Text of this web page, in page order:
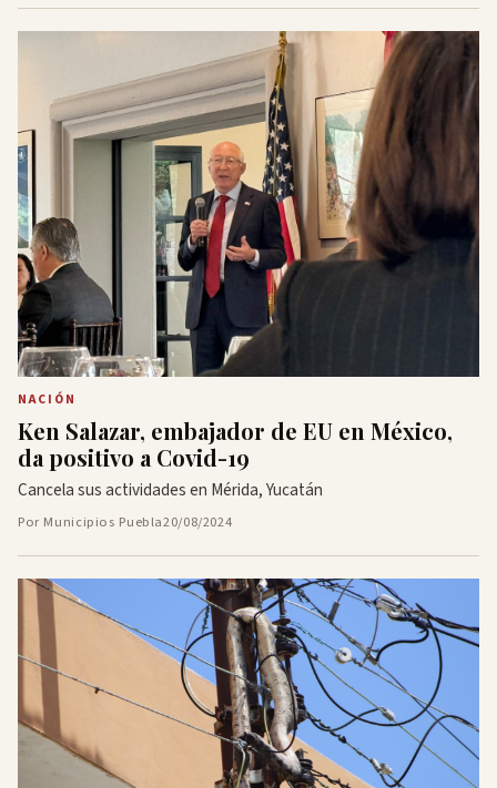
NACIÓN
Ken Salazar, embajador de EU en México,
da positivo a Covid-19
Cancela sus actividades en Mérida, Yucatán
Por Municipios Puebla20/08/2024